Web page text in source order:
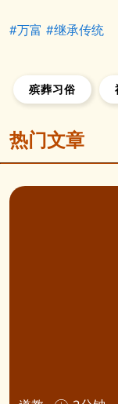
#万富 #继承传统
殡葬习俗
热门文章